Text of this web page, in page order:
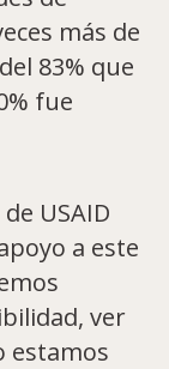
más de
83% que
fue
USAID
a este
ver
estamos